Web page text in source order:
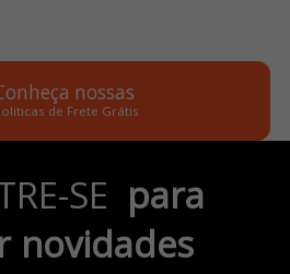
nossas
de Frete Grátis
Cartão de Crédito
Pix e Boleto
SE para
novidades